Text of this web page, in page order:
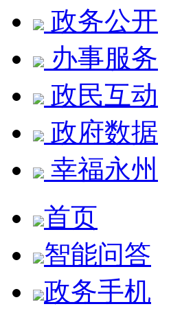
政务公开
办事服务
政民互动
政府数据
幸福永州
首页
智能问答
政务手机